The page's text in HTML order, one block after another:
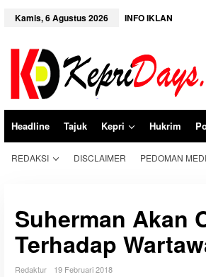
Kamis, 6 Agustus 2026 INFO IKLAN
Headline Tajuk Kepri Hukrim
REDAKSI DISCLAIMER PEDOMAN
Suherman Akan
Terhadap
Redaktur
19 Februari 2018